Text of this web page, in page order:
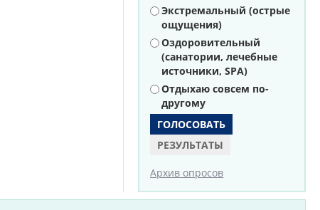
Экстремальный (острые
ощущения)
Оздоровительный
(санатории, лечебные
источники, SPA)
Отдыхаю совсем по-
другому
РЕЗУЛЬТАТЫ
Архив опросов